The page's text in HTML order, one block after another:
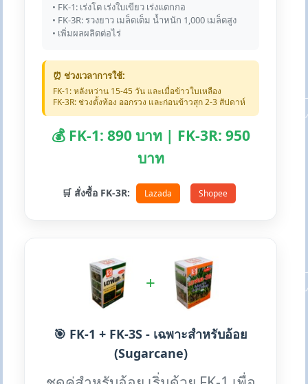
• FK-1: เร่งโต เร่งใบเขียว เร่งแตกกอ
• FK-3R: รวงยาว เมล็ดเต็ม น้ำหนัก 1,000 เมล็ดสูง
• เพิ่มผลผลิตต่อไร่
⏰ ช่วงเวลาการใช้:
FK-1: หลังหว่าน 15-45 วัน และเมื่อข้าวใบเหลือง
FK-3R: ช่วงตั้งท้อง ออกรวง และก่อนข้าวสุก 2-3 สัปดาห์
💰 FK-1: 890 บาท | FK-3R: 950
บาท
🛒 สั่งซื้อ FK-3R: Lazada Shopee
+
🎯 FK-1 + FK-3S - เฉพาะสำหรับอ้อย
(Sugarcane)